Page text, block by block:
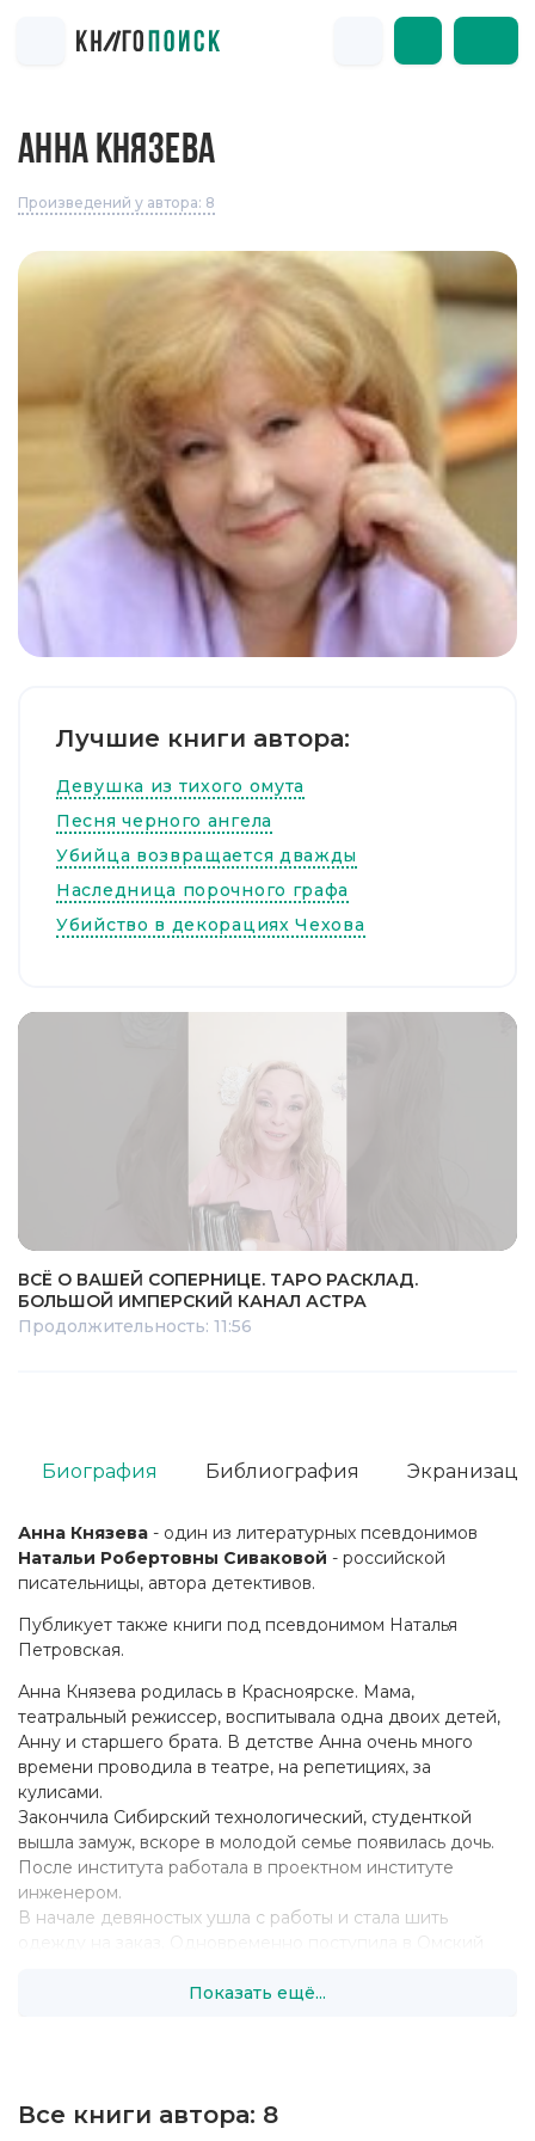
АННА КНЯЗЕВА
Произведений у автора: 8
Лучшие книги автора:
Девушка из тихого омута
Песня черного ангела
Убийца возвращается дважды
Наследница порочного графа
Убийство в декорациях Чехова
ВСЁ О ВАШЕЙ СОПЕРНИЦЕ. ТАРО РАСКЛАД.
БОЛЬШОЙ ИМПЕРСКИЙ КАНАЛ АСТРА
Продолжительность: 11:56
Анна Князева - один из литературных псевдонимов
Натальи Робертовны Сиваковой - российской
писательницы, автора детективов.
Публикует также книги под псевдонимом Наталья
Петровская.
Анна Князева родилась в Красноярске. Мама,
театральный режиссер, воспитывала одна двоих детей,
Анну и старшего брата. В детстве Анна очень много
времени проводила в театре, на репетициях, за
кулисами.
Закончила Сибирский технологический, студенткой
вышла замуж, вскоре в молодой семье появилась дочь.
После института работала в проектном институте
инженером.
В начале девяностых ушла с работы и стала шить
конструирование одежды на заочную форму обучения.
процессе изучения языка, пересмотрела все фильмы
Показать ещё...
Биография Библиография
Все книги автора: 8